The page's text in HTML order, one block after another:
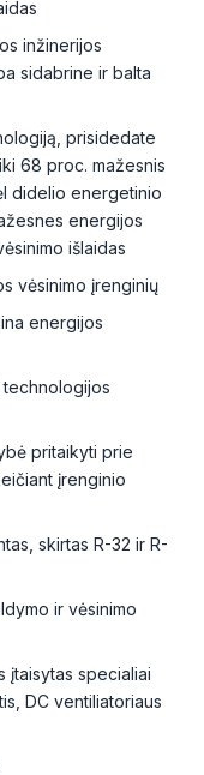
inžinerijos
sidabrine ir balta
prisidedate
68 proc. mažesnis
didelio energetinio
energijos
išlaidas
vėsinimo įrenginių
energijos
pritaikyti prie
įrenginio
skirtas R-32 ir R-
ir vėsinimo
įtaisytas specialiai
DC ventiliatoriaus